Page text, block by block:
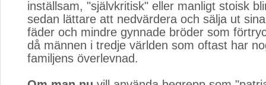
inställsam, "självkritisk" eller manligt stoisk
sedan lättare att nedvärdera och sälja ut
fäder och mindre gynnade bröder som
då männen i tredje världen som oftast har
familjens överlevnad.